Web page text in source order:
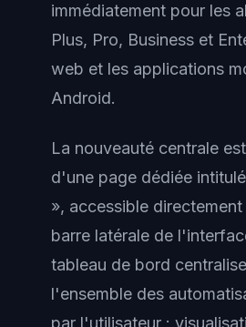
immédiatement pour les
Plus, Pro, Business et
web et les applications
Android.
La nouveauté centrale
d'une page dédiée
», accessible
barre latérale de
tableau de bord
l'ensemble des
par l'utilisateur :